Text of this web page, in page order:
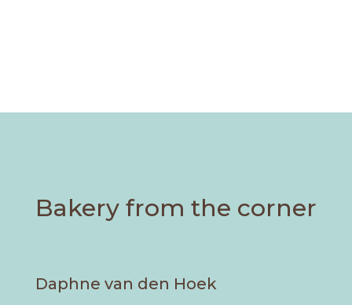
Bakery from the corner
Daphne van den Hoek